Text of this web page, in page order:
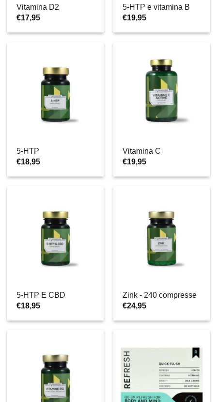
Vitamina D2
€17,95
5-HTP e vitamina B
€19,95
5-HTP
€18,95
Vitamina C
€19,95
5-HTP E CBD
€18,95
Zink - 240 compresse
€24,95